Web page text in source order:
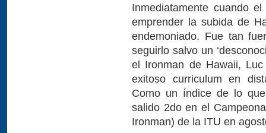
Inmediatamente cuando
emprender la subida de
endemoniado. Fue tan
seguirlo salvo un
el Ironman de Hawaii,
exitoso curriculum en
Como un índice de lo
salido 2do en el
Ironman) de la ITU en